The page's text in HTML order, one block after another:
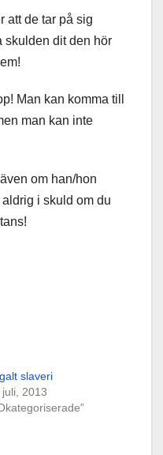
att de tar på sig
skulden dit den hör
Man kan komma till
man kan inte
om han/hon
i skuld om du
slaveri
juli, 2013